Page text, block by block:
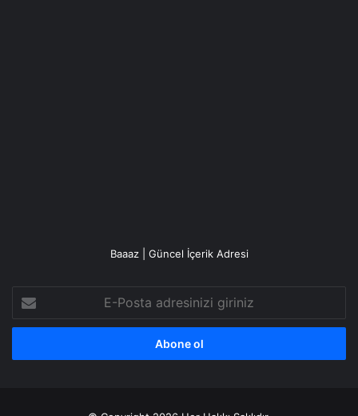
Baaaz | Güncel İçerik Adresi
Posta
adresinizi